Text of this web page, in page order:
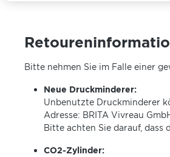
Bitte nehmen Sie im Falle einer
Neue Druckminderer:
Unbenutzte Druckminderer
Adresse: BRITA Vivreau
Bitte achten Sie darauf,
CO2-Zylinder: